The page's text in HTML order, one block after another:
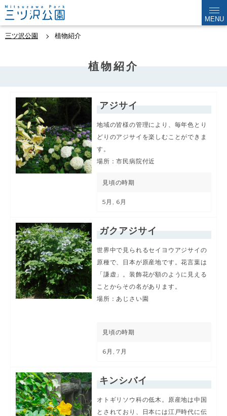
MENU
三ツ沢公園 植物紹介
植物紹介
アジサイ
地域の皆様の管理により、毎年色とり
どりのアジサイを楽しむことができま
す。
場所：市民病院付近
見頃の時期
5月, 6月
ガクアジサイ
世界中で見られるセイヨウアジサイの
原種で、日本が原産地です。花言葉は
「謙虚」。装飾花が額のように見える
ことからその名があります。
場所：あじさい園
見頃の時期
6月, 7月
キンシバイ
オトギリソウ科の低木。原産地は中国
とされており、日本には江戸時代に伝